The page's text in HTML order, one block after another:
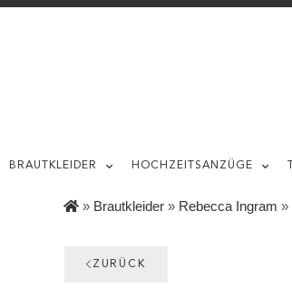
BRAUTKLEIDER HOCHZEITSANZÜGE
» Brautkleider » Rebecca Ingram »
ZURÜCK